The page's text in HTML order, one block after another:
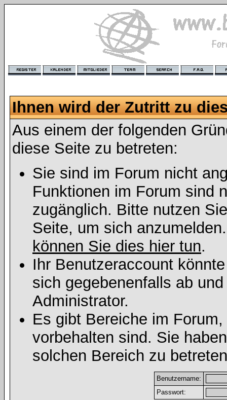
Ihnen wird der Zutritt zu
Aus einem der folgenden
diese Seite zu betreten:
Sie sind im Forum nicht
Funktionen im Forum sind
zugänglich. Bitte nutzen
Seite, um sich
können Sie dies hier tun.
Ihr Benutzeraccount
sich gegebenenfalls ab
Administrator.
Es gibt Bereiche im
vorbehalten sind. Sie
solchen Bereich zu
Benutzername:
Passwort: